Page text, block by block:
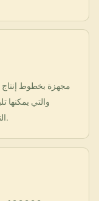
مجهزة بخطوط إنتاج
والتي يمكنها
التجارية المختلفة، فضلاً عن ضمان جودة المنتج.